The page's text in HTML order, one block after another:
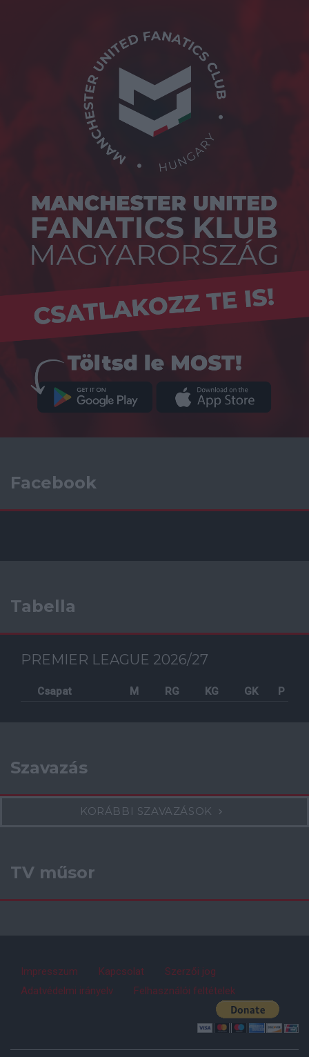
Facebook
Tabella
PREMIER LEAGUE 2026/27
Csapat M RG KG GK P
Szavazás
KORÁBBI SZAVAZÁSOK
TV műsor
Impresszum Kapcsolat
Szerzői jog
Adatvédelmi irányelv
Felhasználói feltételek